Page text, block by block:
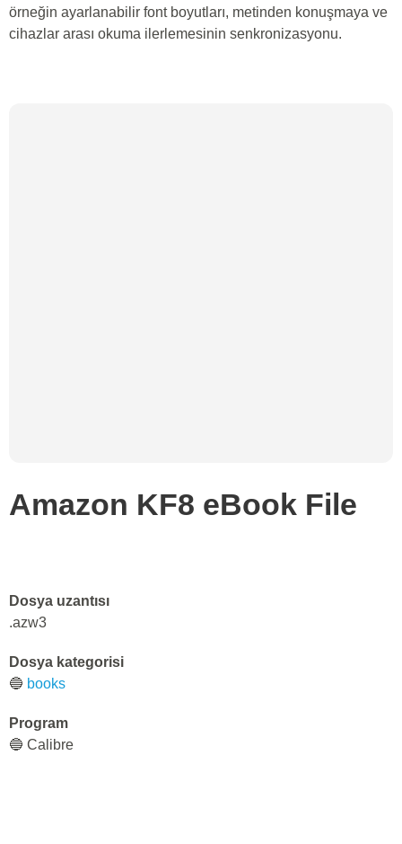
örneğin ayarlanabilir font boyutları, metinden konuşmaya ve
cihazlar arası okuma ilerlemesinin senkronizasyonu.
Amazon KF8 eBook File
Dosya uzantısı
.azw3
Dosya kategorisi
🔵 books
Program
🔵 Calibre